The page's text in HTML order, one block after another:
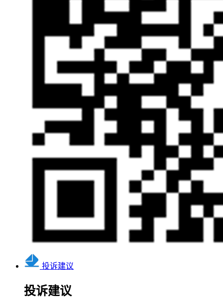
投诉建议
投诉建议